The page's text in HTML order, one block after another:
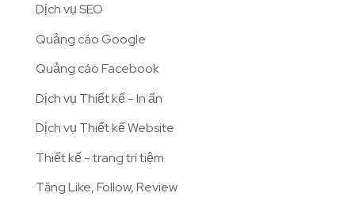
Dịch vụ SEO
Quảng cáo Google
Quảng cáo Facebook
Dịch vụ Thiết kế - In ấn
Dịch vụ Thiết kế Website
Thiết kế - trang trí tiệm
Tăng Like, Follow, Review